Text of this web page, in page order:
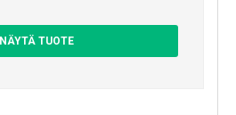
NÄYTÄ TUOTE